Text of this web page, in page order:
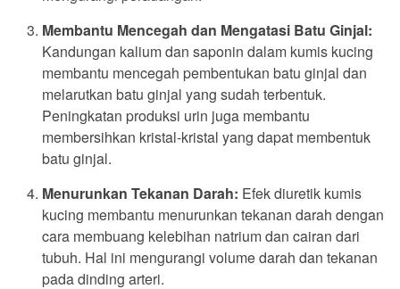
Membantu Mencegah dan Mengatasi Batu Ginjal:
Kandungan kalium dan saponin dalam kumis kucing
membantu mencegah pembentukan batu ginjal dan
melarutkan batu ginjal yang sudah terbentuk.
Peningkatan produksi urin juga membantu
membersihkan kristal-kristal yang dapat membentuk
batu ginjal.
Menurunkan Tekanan Darah: Efek diuretik kumis
kucing membantu menurunkan tekanan darah dengan
cara membuang kelebihan natrium dan cairan dari
tubuh. Hal ini mengurangi volume darah dan tekanan
pada dinding arteri.